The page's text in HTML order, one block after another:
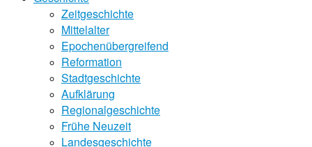
Zeitgeschichte
Mittelalter
Epochenübergreifend
Reformation
Stadtgeschichte
Aufklärung
Regionalgeschichte
Frühe Neuzeit
Landesgeschichte